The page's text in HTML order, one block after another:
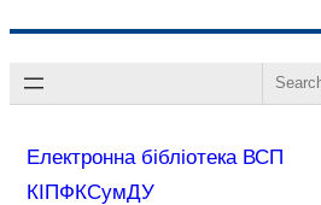
до
Search
Електронна бібліотека ВСП
КІПФКСумДУ